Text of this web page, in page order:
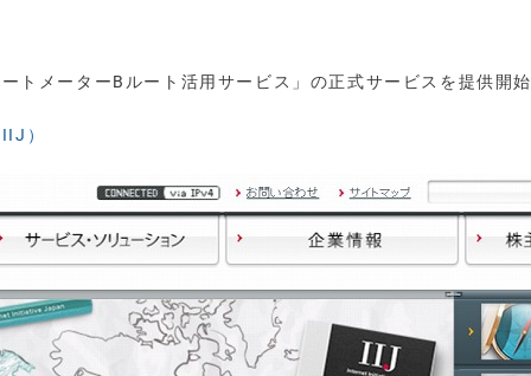
トメーターBルート活用サービス」の正式サービスを提供開始
）